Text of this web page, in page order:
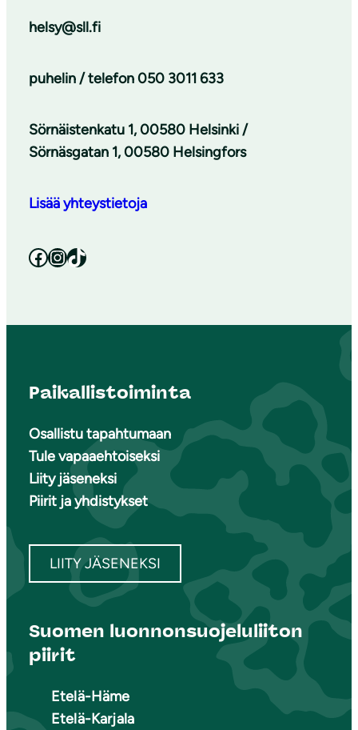
helsy@sll.fi
puhelin / telefon050 3011 633
Sörnäistenkatu 1, 00580 Helsinki /
Sörnäsgatan 1, 00580 Helsingfors
Lisää yhteystietoja
Facebook InstagramTikTok
Paikallistoiminta
Osallistu tapahtumaan
Tule vapaaehtoiseksi
Liity jäseneksi
Piirit ja yhdistykset
LIITY JÄSENEKSI
Suomen luonnonsuojeluliiton
piirit
Etelä-Häme
Etelä-Karjala